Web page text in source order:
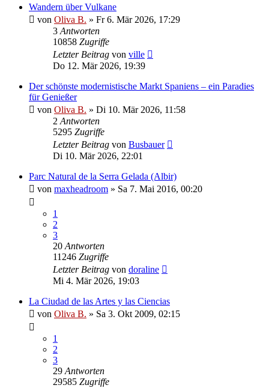
Wandern über Vulkane
von Oliva B. » Fr 6. Mär 2026, 17:29
3 Antworten
10858 Zugriffe
Letzter Beitrag von ville
Do 12. Mär 2026, 19:39
Der schönste modernistische Markt Spaniens – ein Paradies
für Genießer
von Oliva B. » Di 10. Mär 2026, 11:58
2 Antworten
5295 Zugriffe
Letzter Beitrag von Busbauer
Di 10. Mär 2026, 22:01
Parc Natural de la Serra Gelada (Albir)
von maxheadroom » Sa 7. Mai 2016, 00:20
1
2
3
20 Antworten
11246 Zugriffe
Letzter Beitrag von doraline
Mi 4. Mär 2026, 19:03
La Ciudad de las Artes y las Ciencias
von Oliva B. » Sa 3. Okt 2009, 02:15
1
2
3
29 Antworten
29585 Zugriffe